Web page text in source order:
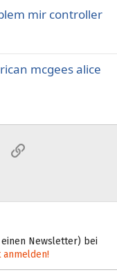
mir controller
mcgees alice
MailLink
Newsletter) bei
anmelden!